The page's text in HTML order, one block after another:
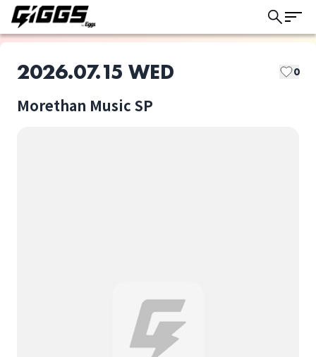
2026.07.15 WED 0
Morethan Music SP
Morethan Music SP
このライブの取り置きは終了しました